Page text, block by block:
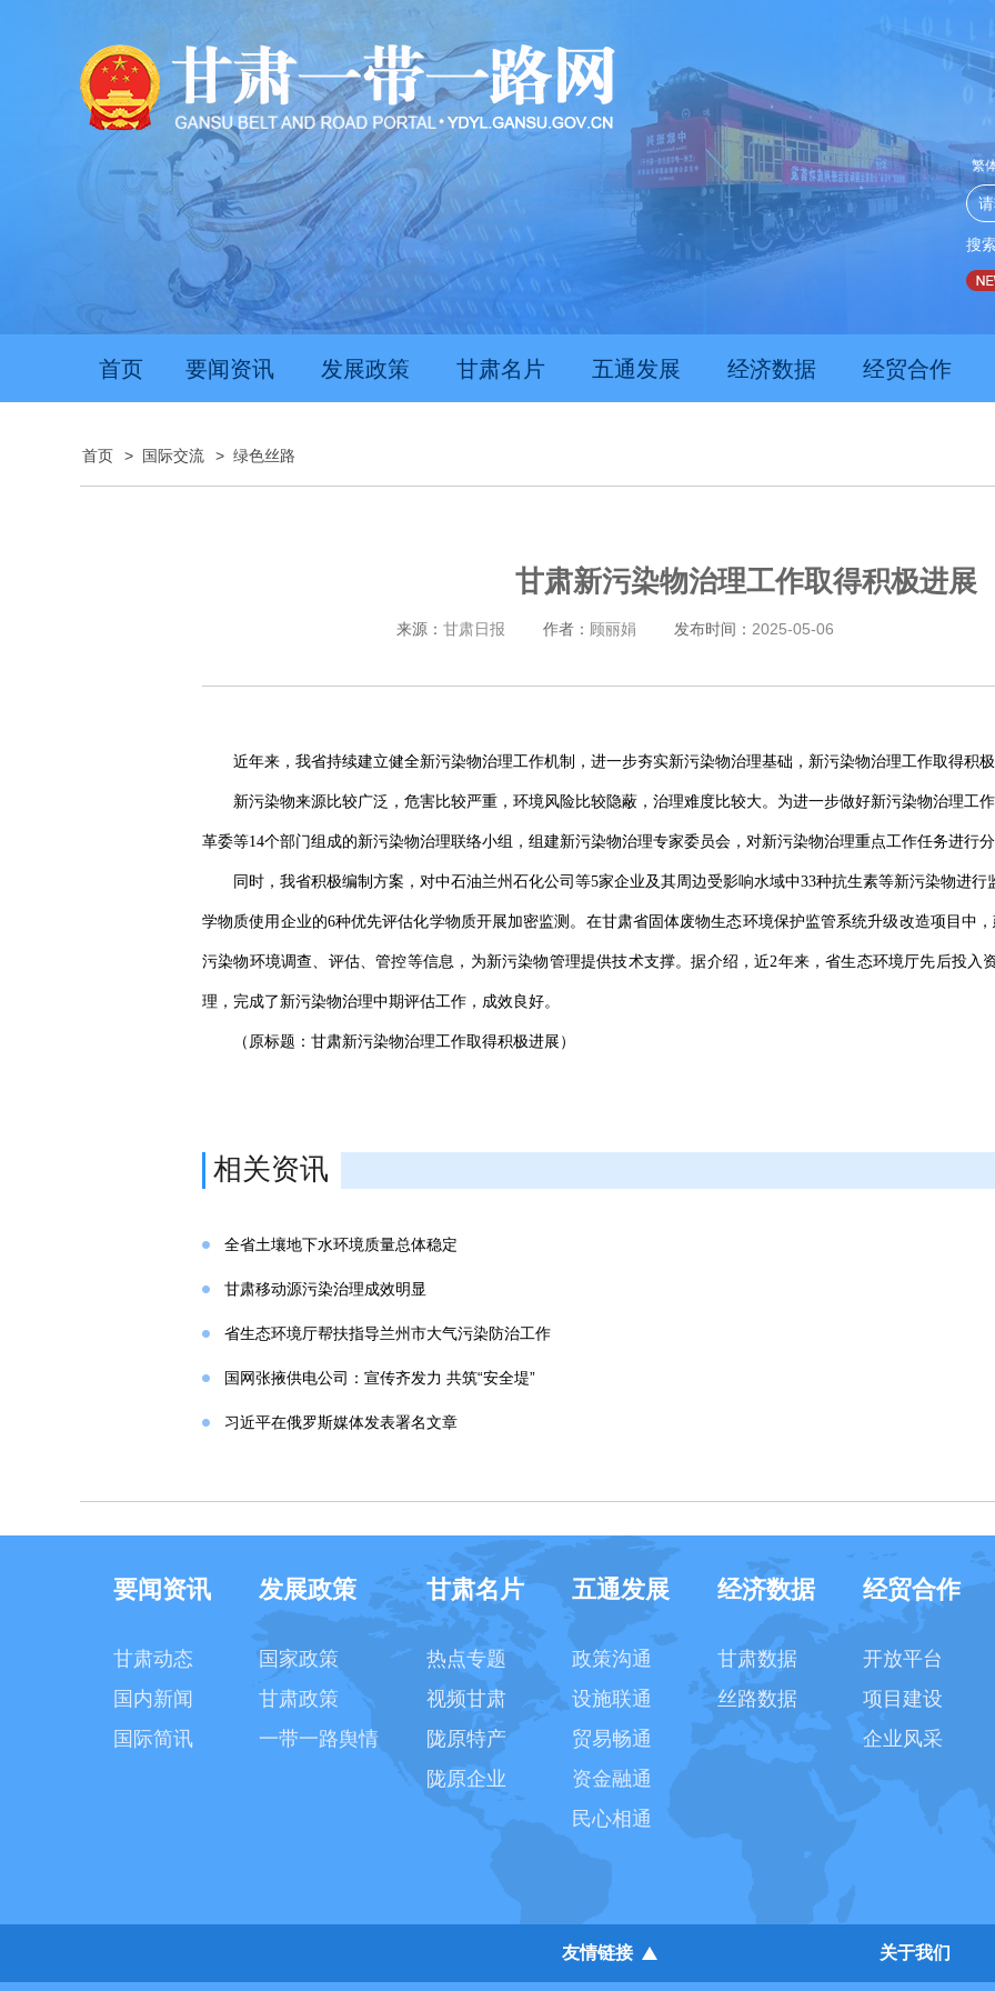
繁
搜
推动经济持续向新向优向好发展 甘肃上半年新质生产力发展数据
首页 要闻资讯 发展政策 甘肃名片 五通发展 经济数据 经贸合作
首页 > 国际交流 > 绿色丝路
甘肃新污染物治理工作取得积极进展
来源： 甘肃日报 作者： 顾丽娟 发布时间： 2025-05-06
近年来，我省持续建立健全新污染物治理工作机制，进一步夯实新污染物治理基础，新污染物治理工作取得积极
新污染物来源比较广泛，危害比较严重，环境风险比较隐蔽，治理难度比较大。为进一步做好新污染物治理工
革委等14个部门组成的新污染物治理联络小组，组建新污染物治理专家委员会，对新污染物治理重点工作任务进行
同时，我省积极编制方案，对中石油兰州石化公司等5家企业及其周边受影响水域中33种抗生素等新污染物进
学物质使用企业的6种优先评估化学物质开展加密监测。在甘肃省固体废物生态环境保护监管系统升级改造项目中
污染物环境调查、评估、管控等信息，为新污染物管理提供技术支撑。据介绍，近2年来，省生态环境厅先后投入
理，完成了新污染物治理中期评估工作，成效良好。
（原标题：甘肃新污染物治理工作取得积极进展）
相关资讯
全省土壤地下水环境质量总体稳定
甘肃移动源污染治理成效明显
省生态环境厅帮扶指导兰州市大气污染防治工作
国网张掖供电公司：宣传齐发力 共筑“安全堤”
习近平在俄罗斯媒体发表署名文章
要闻资讯
甘肃动态
国内新闻
国际简讯
发展政策
国家政策
甘肃政策
一带一路舆情
甘肃名片
热点专题
视频甘肃
陇原特产
陇原企业
五通发展
政策沟通
设施联通
贸易畅通
资金融通
民心相通
经济数据
甘肃数据
丝路数据
经贸合作
开放平台
项目建设
企业风采
友情链接 关于我们